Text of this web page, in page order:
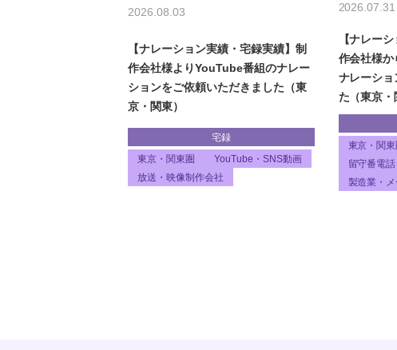
2026.08.03
【ナレーション実績・宅録実績】制
作会社様よりYouTube番組のナレー
ションをご依頼いただきました（東
京・関東）
宅録
東京・関東圏
YouTube・SNS動画
放送・映像制作会社
2026.07.31
【ナレー
作会社様
ナレーシ
た（東京・
東京・関東
留守番電
製造業・